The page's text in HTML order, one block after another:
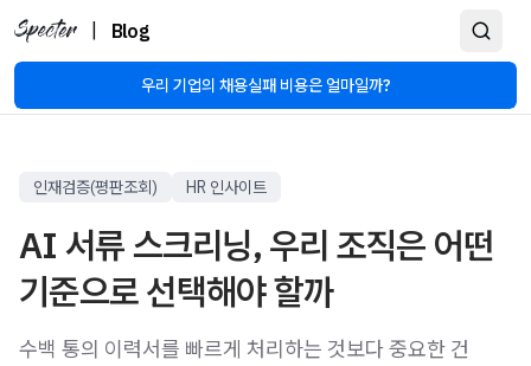
Blog
우리 기업의 채용실패 비용은 얼마일까?
인재검증(평판조회) HR 인사이트
AI 서류 스크리닝, 우리 조직은 어떤
기준으로 선택해야 할까
수백 통의 이력서를 빠르게 처리하는 것보다 중요한 건